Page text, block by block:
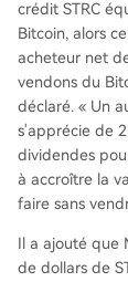
crédit STRC
Bitcoin, alors
acheteur net
vendons du
déclaré. « Un
s'apprécie de
dividendes
à accroître la
faire sans
Il a ajouté que
de dollars de